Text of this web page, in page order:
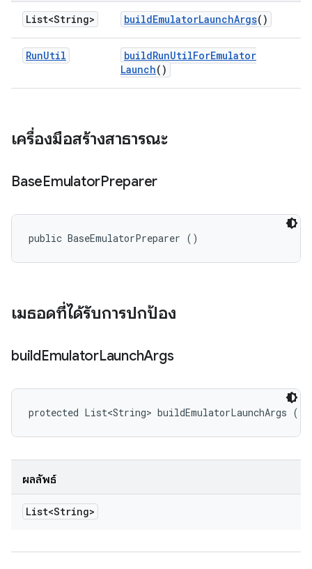
List<String> buildEmulatorLaunchArgs()
RunUtil buildRunUtilForEmulator
Launch()
เครื่องมือสร้างสาธารณะ
BaseEmulatorPreparer
public BaseEmulatorPreparer ()
เมธอดที่ได้รับการปกป้อง
buildEmulatorLaunchArgs
protected List<String> buildEmulatorLaunchArgs ()
ผลลัพธ์
List<String>